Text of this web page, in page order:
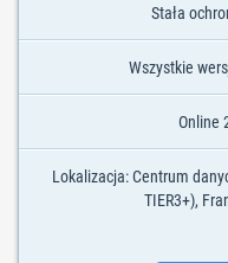
Stała
Wszystkie
Online
Lokalizacja: Centrum
TIER3+),